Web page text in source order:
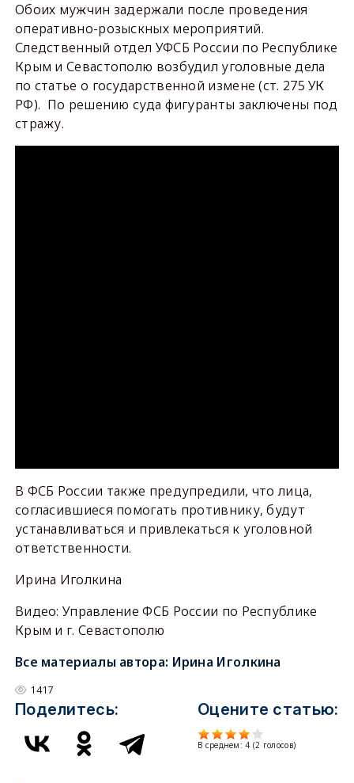
Обоих мужчин задержали после проведения
оперативно-розыскных мероприятий.
Следственный отдел УФСБ России по Республике
Крым и Севастополю возбудил уголовные дела
по статье о государственной измене (ст. 275 УК
РФ). По решению суда фигуранты заключены под
стражу.
В ФСБ России также предупредили, что лица,
согласившиеся помогать противнику, будут
устанавливаться и привлекаться к уголовной
ответственности.
Ирина Иголкина
Видео: Управление ФСБ России по Республике
Крым и г. Севастополю
Все материалы автора: Ирина Иголкина
1417
Поделитесь: Оцените статью:
В среднем:4 (2 голосов)